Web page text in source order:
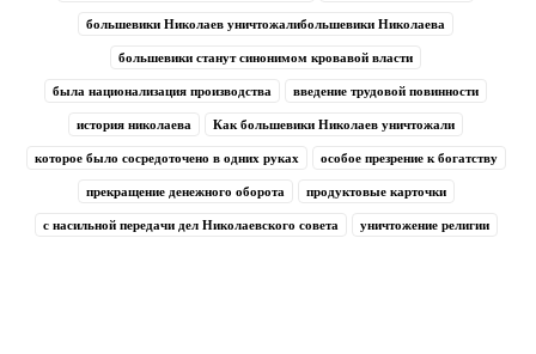
большевики Николаев уничтожалибольшевики Николаева
большевики станут синонимом кровавой власти
была национализация производства введение трудовой повинности
история николаева Как большевики Николаев уничтожали
которое было сосредоточено в одних руках особое презрение к богатству
прекращение денежного оборота продуктовые карточки
с насильной передачи дел Николаевского совета уничтожение религии